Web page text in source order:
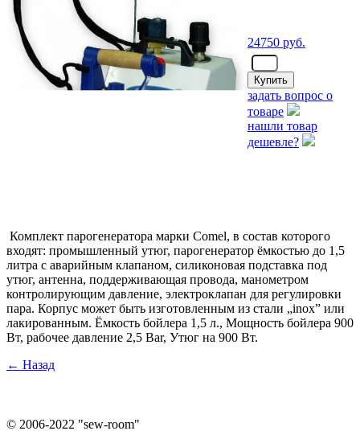
24750 руб.
задать вопрос о
товаре
нашли товар
дешевле?
Комплект парогенератора марки Comel, в состав которого
входят: промышленный утюг, парогенератор ёмкостью до 1,5
литра с аварийным клапаном, силиконовая подставка под
утюг, антенна, поддерживающая провода, манометром
контролирующим давление, электроклапан для регулировки
пара. Корпус может быть изготовленным из стали „inox” или
лакированным. Ёмкость бойлера 1,5 л., Мощность бойлера 900
Вт, рабочее давление 2,5 Bar, Утюг на 900 Вт.
← Назад
© 2006-2022 "sew-room"